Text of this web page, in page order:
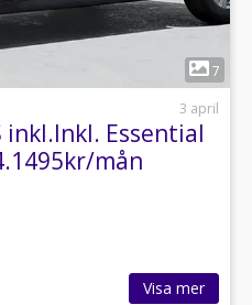
7
3 april
Essential
mån
Visa mer